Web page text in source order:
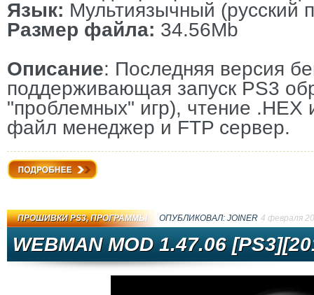
Язык: Мультиязычный (русский
Размер файла: 34.56Mb
Описание: Последняя версия
поддерживающая запуск PS3
"проблемных" игр), чтение
файл менеджер и FTP сервер.
ПРОШИВКИ PS3,ПРОГРАММЫ ОПУБЛИКОВАЛ: JOINER 4 февраля
WEBMAN MOD 1.47.06